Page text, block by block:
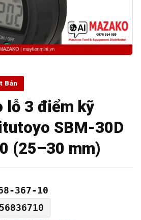
Bản
lỗ 3 điểm kỹ
SBM-30D
(25–30 mm)
367-10
56836710